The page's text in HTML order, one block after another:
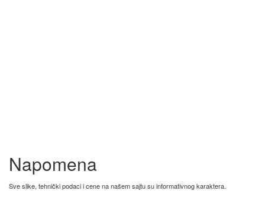
Napomena
Sve slike, tehnički podaci i cene na našem sajtu su informativnog karaktera.